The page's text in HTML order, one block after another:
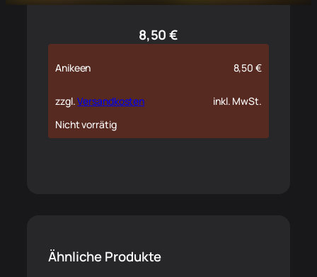
8,50€
Anikeen 8,50€
zzgl.Versandkosten
inkl. MwSt.
Nicht vorrätig
Ähnliche Produkte